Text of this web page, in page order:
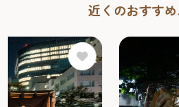
近くのおすす